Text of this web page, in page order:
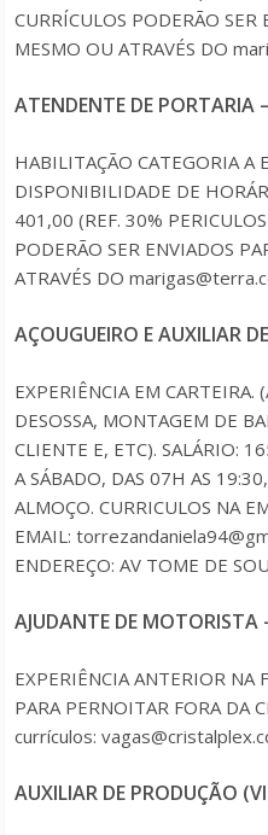
CURRÍCULOS PODERÃO SER
MESMO OU ATRAVÉS DO
ATENDENTE DE PORTARIA
HABILITAÇÃO CATEGORIA A
DISPONIBILIDADE DE
401,00 (REF. 30%
PODERÃO SER ENVIADOS
ATRAVÉS DO
AÇOUGUEIRO E AUXILIAR
EXPERIÊNCIA EM CARTEIRA.
DESOSSA, MONTAGEM DE
CLIENTE E, ETC). SALÁRIO:
A SÁBADO, DAS 07H AS
ALMOÇO. CURRICULOS NA
EMAIL:
ENDEREÇO: AV TOME DE
AJUDANTE DE MOTORISTA
EXPERIÊNCIA ANTERIOR NA
PARA PERNOITAR FORA DA
currículos:
AUXILIAR DE PRODUÇÃO